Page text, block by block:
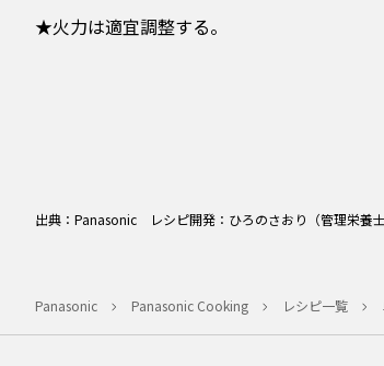
★火力は適宜調整する。
出典：Panasonic レシピ開発：ひろのさおり（管理栄養士
Panasonic Panasonic Cooking レシピ一覧